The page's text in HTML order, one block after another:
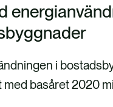
i
med basåret 2020